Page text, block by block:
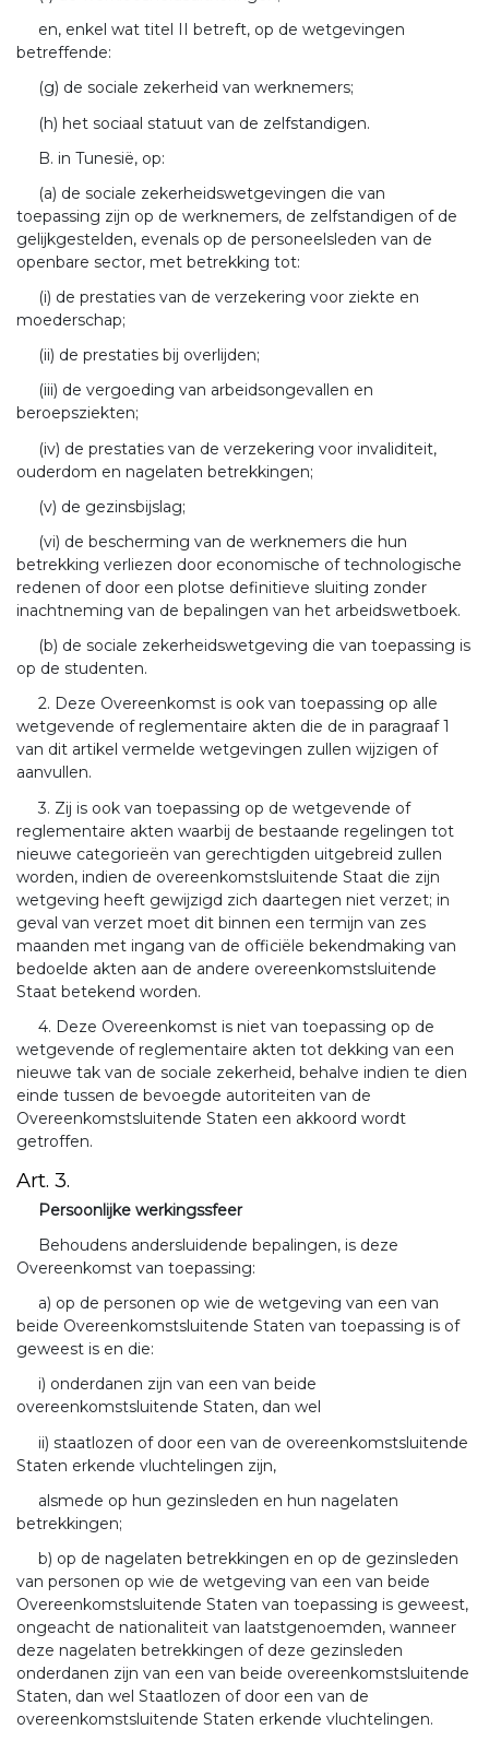
en, enkel wat titel II betreft, op de wetgevingen
betreffende:
(g) de sociale zekerheid van werknemers;
(h) het sociaal statuut van de zelfstandigen.
B. in Tunesië, op:
(a) de sociale zekerheidswetgevingen die van
toepassing zijn op de werknemers, de zelfstandigen of de
gelijkgestelden, evenals op de personeelsleden van de
openbare sector, met betrekking tot:
(i) de prestaties van de verzekering voor ziekte en
moederschap;
(ii) de prestaties bij overlijden;
(iii) de vergoeding van arbeidsongevallen en
beroepsziekten;
(iv) de prestaties van de verzekering voor invaliditeit,
ouderdom en nagelaten betrekkingen;
(v) de gezinsbijslag;
(vi) de bescherming van de werknemers die hun
betrekking verliezen door economische of technologische
redenen of door een plotse definitieve sluiting zonder
inachtneming van de bepalingen van het arbeidswetboek.
(b) de sociale zekerheidswetgeving die van toepassing is
op de studenten.
2. Deze Overeenkomst is ook van toepassing op alle
wetgevende of reglementaire akten die de in paragraaf 1
van dit artikel vermelde wetgevingen zullen wijzigen of
aanvullen.
3. Zij is ook van toepassing op de wetgevende of
reglementaire akten waarbij de bestaande regelingen tot
nieuwe categorieën van gerechtigden uitgebreid zullen
worden, indien de overeenkomstsluitende Staat die zijn
wetgeving heeft gewijzigd zich daartegen niet verzet; in
geval van verzet moet dit binnen een termijn van zes
maanden met ingang van de officiële bekendmaking van
bedoelde akten aan de andere overeenkomstsluitende
Staat betekend worden.
4. Deze Overeenkomst is niet van toepassing op de
wetgevende of reglementaire akten tot dekking van een
nieuwe tak van de sociale zekerheid, behalve indien te dien
einde tussen de bevoegde autoriteiten van de
Overeenkomstsluitende Staten een akkoord wordt
getroffen.
Art. 3.
Persoonlijke werkingssfeer
Behoudens andersluidende bepalingen, is deze
Overeenkomst van toepassing:
a) op de personen op wie de wetgeving van een van
beide Overeenkomstsluitende Staten van toepassing is of
geweest is en die:
i) onderdanen zijn van een van beide
overeenkomstsluitende Staten, dan wel
ii) staatlozen of door een van de overeenkomstsluitende
Staten erkende vluchtelingen zijn,
alsmede op hun gezinsleden en hun nagelaten
betrekkingen;
b) op de nagelaten betrekkingen en op de gezinsleden
van personen op wie de wetgeving van een van beide
Overeenkomstsluitende Staten van toepassing is geweest,
ongeacht de nationaliteit van laatstgenoemden, wanneer
deze nagelaten betrekkingen of deze gezinsleden
onderdanen zijn van een van beide overeenkomstsluitende
Staten, dan wel Staatlozen of door een van de
overeenkomstsluitende Staten erkende vluchtelingen.